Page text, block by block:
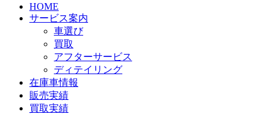
HOME
サービス案内
車選び
買取
アフターサービス
ディテイリング
在庫車情報
販売実績
買取実績